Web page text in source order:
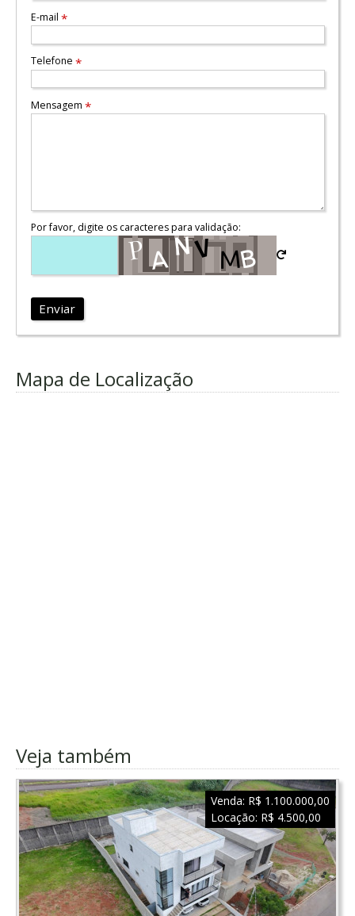
E-mail *
Telefone *
Mensagem *
Por favor, digite os caracteres para validação:
Enviar
Mapa de Localização
Veja também
Venda: R$ 1.100.000,00
Locação: R$ 4.500,00